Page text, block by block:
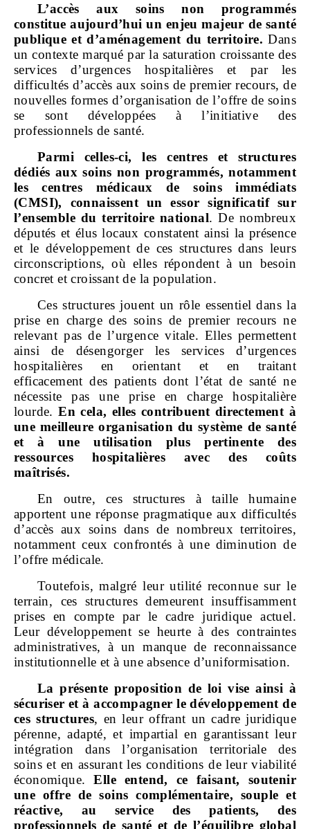
L’accès aux soins non programmés
constitue aujourd’hui un enjeu majeur de santé
publique et d’aménagement du territoire. Dans
un contexte marqué par la saturation croissante des
services d’urgences hospitalières et par les
difficultés d’accès aux soins de premier recours, de
nouvelles formes d’organisation de l’offre de soins
se sont développées à l’initiative des
professionnels de santé.
Parmi celles‑ci, les centres et structures
dédiés aux soins non programmés, notamment
les centres médicaux de soins immédiats
(CMSI), connaissent un essor significatif sur
l’ensemble du territoire national. De nombreux
députés et élus locaux constatent ainsi la présence
et le développement de ces structures dans leurs
circonscriptions, où elles répondent à un besoin
concret et croissant de la population.
Ces structures jouent un rôle essentiel dans la
prise en charge des soins de premier recours ne
relevant pas de l’urgence vitale. Elles permettent
ainsi de désengorger les services d’urgences
hospitalières en orientant et en traitant
efficacement des patients dont l’état de santé ne
nécessite pas une prise en charge hospitalière
lourde.En cela, elles contribuent directement à
une meilleure organisation du système de santé
et à une utilisation plus pertinente des
ressources hospitalières avec des coûts
maîtrisés.
En outre, ces structures à taille humaine
apportent une réponse pragmatique aux difficultés
d’accès aux soins dans de nombreux territoires,
notamment ceux confrontés à une diminution de
l’offre médicale.
Toutefois, malgré leur utilité reconnue sur le
terrain, ces structures demeurent insuffisamment
prises en compte par le cadre juridique actuel.
Leur développement se heurte à des contraintes
administratives, à un manque de reconnaissance
institutionnelle et à une absence d’uniformisation.
La présente proposition de loi vise ainsi à
sécuriser et à accompagner le développement de
ces structures, en leur offrant un cadre juridique
pérenne, adapté, et impartial en garantissant leur
intégration dans l’organisation territoriale des
soins et en assurant les conditions de leur viabilité
économique.Elle entend, ce faisant, soutenir
une offre de soins complémentaire, souple et
réactive, au service des patients, des
professionnels de santé et de l’équilibre global